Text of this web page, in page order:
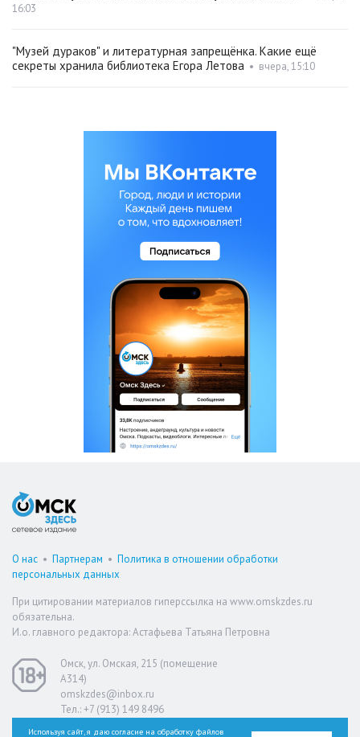
16:03
"Музей дураков" и литературная запрещёнка. Какие ещё
секреты хранила библиотека Егора Летова • вчера, 15:10
О нас • Партнерам • Политика в отношении обработки
персональных данных
При цитировании материалов гиперссылка на www.omskzdes.ru
обязательна.
И.о. главного редактора: Астафьева Татьяна Петровна
Омск, ул. Омская, 215 (помещение
А314)
omskzdes@inbox.ru
Тел.: +7 (913) 149 8496
Используя сайт, я даю согласие на обработку файлов